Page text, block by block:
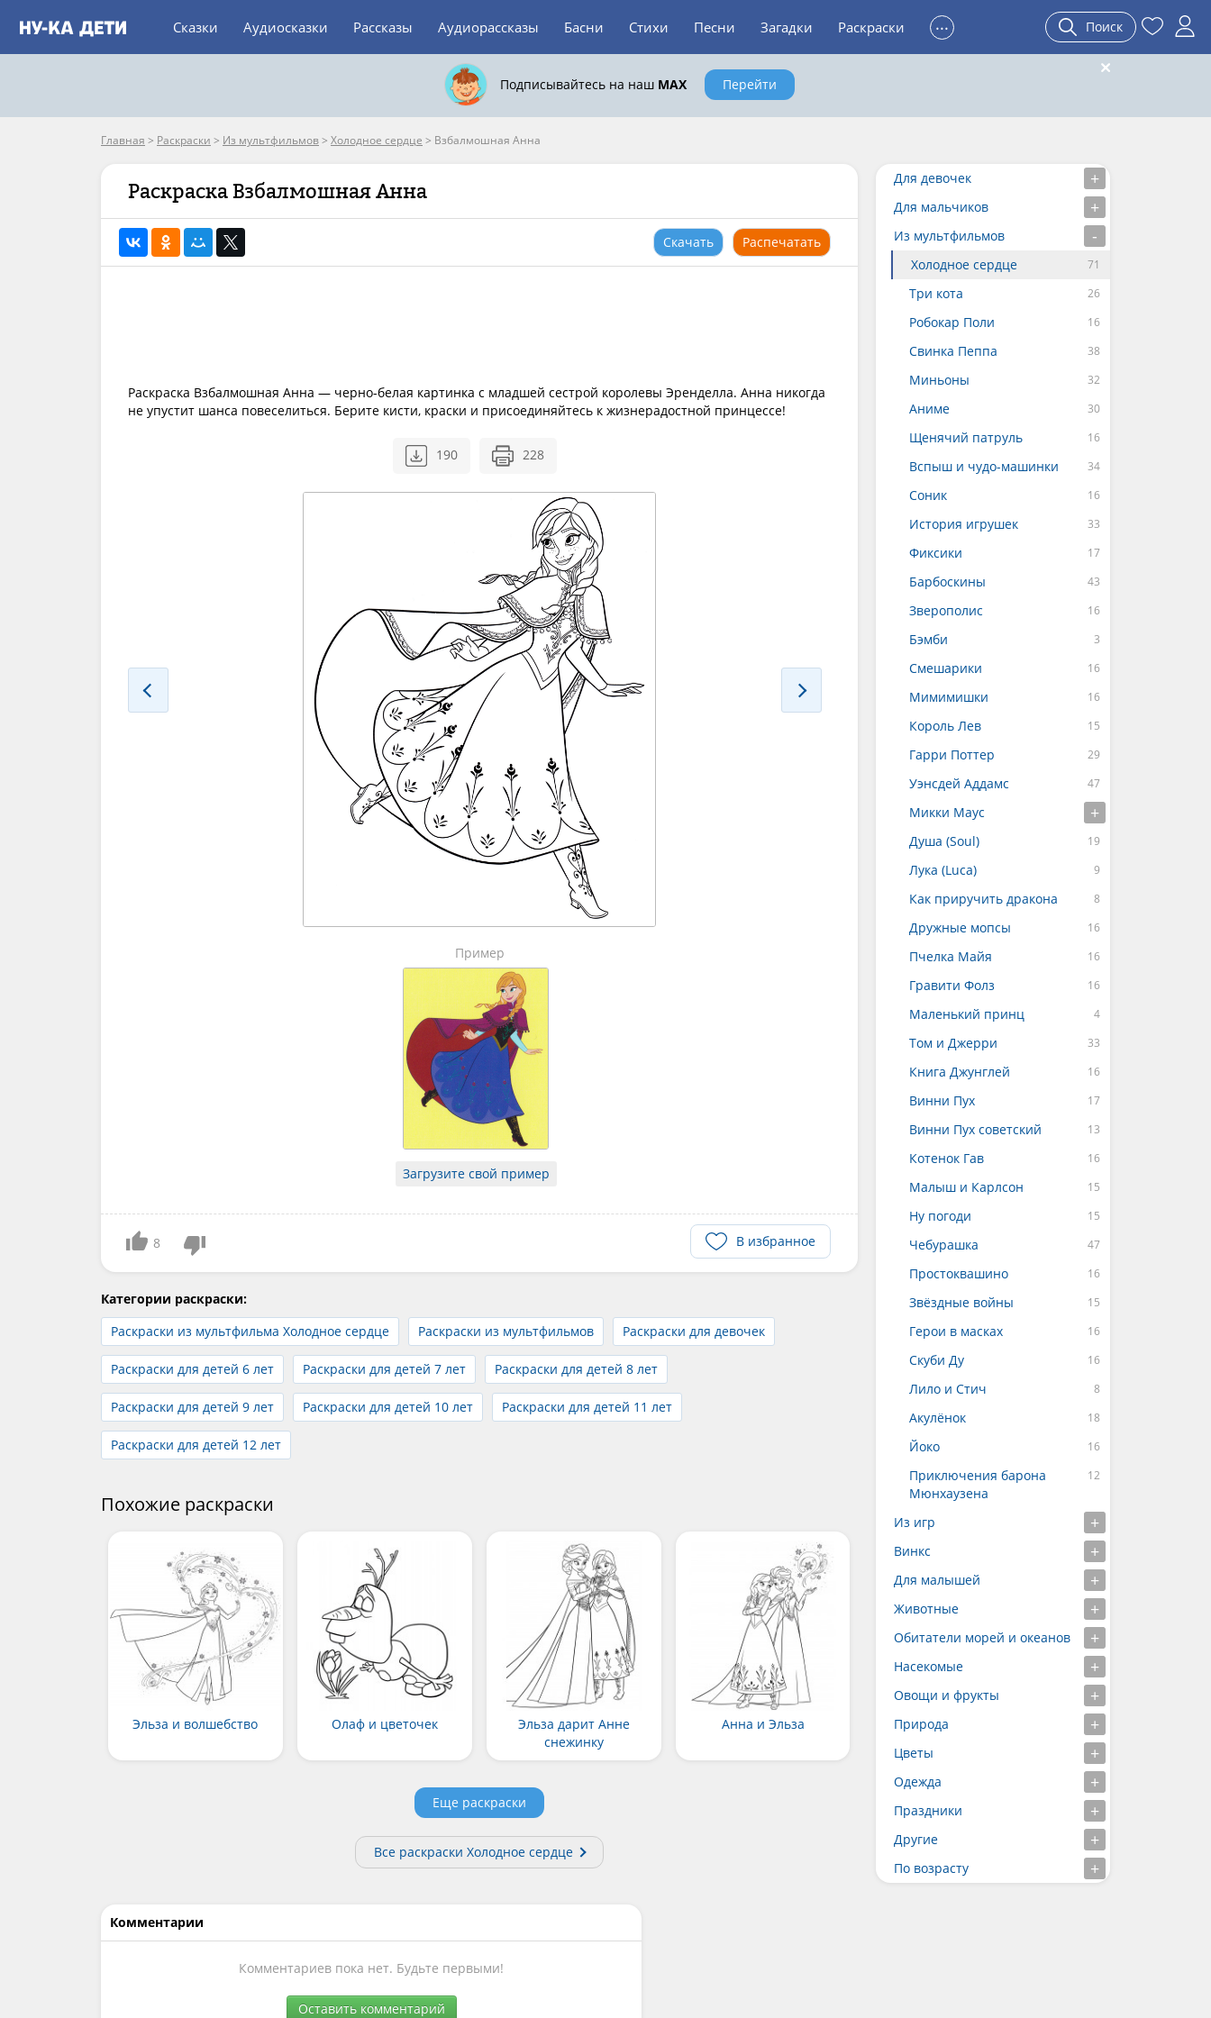
Сказки Аудиосказки Рассказы Аудиорассказы Басни Стихи Песни Загадки Раскраски ... Поиск
Подписывайтесь на наш MAX Перейти
Главная > Раскраски > Из мультфильмов> Холодное сердце > Взбалмошная Анна
Раскраска Взбалмошная Анна
Скачать Распечатать
Раскраска Взбалмошная Анна — черно-белая картинка с младшей сестрой королевы Эренделла. Анна никогда
не упустит шанса повеселиться. Берите кисти, краски и присоединяйтесь к жизнерадостной принцессе!
190 228
Пример
Загрузите свой пример
8 В избранное
Категории раскраски:
Раскраски из мультфильма Холодное сердце
Раскраски из мультфильмов Раскраски для девочек
Раскраски для детей 6 лет Раскраски для детей 7 лет Раскраски для детей 8 лет
Раскраски для детей 9 лет Раскраски для детей 10 лет Раскраски для детей 11 лет
Раскраски для детей 12 лет
Похожие раскраски
Эльза и волшебство Олаф и цветочек
Эльза дарит Анне
снежинку
Анна и Эльза
Еще раскраски
Все раскраски Холодное сердце
Комментарии
Комментариев пока нет. Будьте первыми!
Оставить комментарий
Для девочек
Для мальчиков
Из мультфильмов
Холодное сердце
Три кота
Робокар Поли
Свинка Пеппа
Миньоны
Аниме
Щенячий патруль
Вспыш и чудо-машинки
Соник
История игрушек
Фиксики
Барбоскины
Зверополис
Бэмби
Смешарики
Мимимишки
Король Лев
Гарри Поттер
Уэнсдей Аддамс
Микки Маус
Душа (Soul)
Лука (Luca)
Как приручить дракона
Дружные мопсы
Пчелка Майя
Гравити Фолз
Маленький принц
Том и Джерри
Книга Джунглей
Винни Пух
Винни Пух советский
Котенок Гав
Малыш и Карлсон
Ну погоди
Чебурашка
Простоквашино
Звёздные войны
Герои в масках
Скуби Ду
Лило и Стич
Акулёнок
Йоко
Приключения барона
Мюнхаузена
Из игр
Винкс
Для малышей
Животные
Обитатели морей и океанов
Насекомые
Овощи и фрукты
Природа
Цветы
Одежда
Праздники
Другие
По возрасту